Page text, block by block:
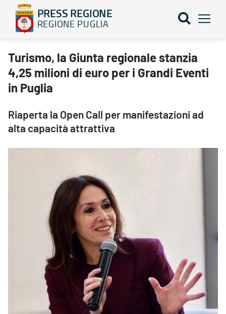
PRESS REGIONE
REGIONE PUGLIA
Turismo, la Giunta regionale stanzia 4,25 milioni di euro per i
Turismo, la Giunta regionale stanzia
4,25 milioni di euro per i Grandi Eventi
in Puglia
Riaperta la Open Call per manifestazioni ad
alta capacità attrattiva